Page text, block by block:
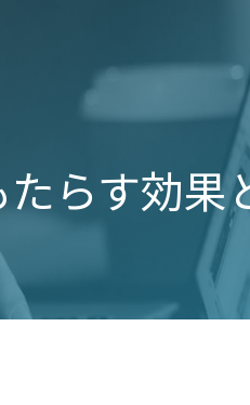
らす効果